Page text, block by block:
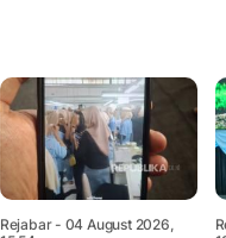
Rejabar- 04 August 2026,